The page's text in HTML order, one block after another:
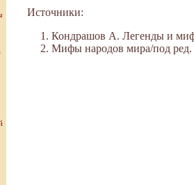
Источники:
Кондрашов А. Легенды и
Мифы народов мира/под ред.